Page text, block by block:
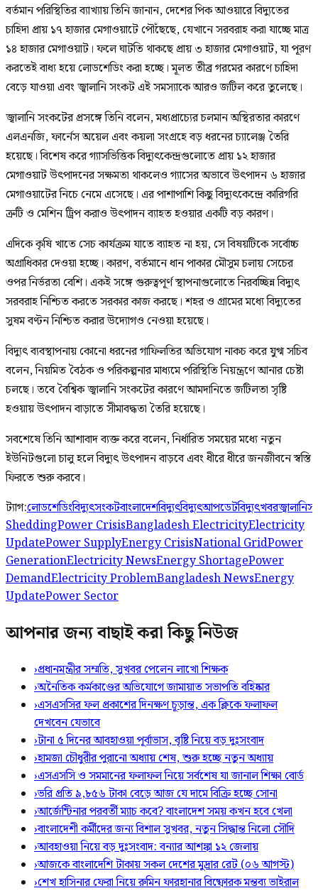
বর্তমান পরিস্থিতির ব্যাখ্যায় তিনি জানান, দেশের পিক আওয়ারে বিদ্যুতের
চাহিদা প্রায় ১৭ হাজার মেগাওয়াটে পৌঁছেছে, যেখানে সরবরাহ করা যাচ্ছে মাত্র
১৪ হাজার মেগাওয়াট। ফলে ঘাটতি থাকছে প্রায় ৩ হাজার মেগাওয়াট, যা পূরণ
করতেই বাধ্য হয়ে লোডশেডিং করা হচ্ছে। মূলত তীব্র গরমের কারণে চাহিদা
বেড়ে যাওয়া এবং জ্বালানি সংকট এই সমস্যাকে আরও জটিল করে তুলেছে।
জ্বালানি সংকটের প্রসঙ্গে তিনি বলেন, মধ্যপ্রাচ্যের চলমান অস্থিরতার কারণে
এলএনজি, ফার্নেস অয়েল এবং কয়লা সংগ্রহে বড় ধরনের চ্যালেঞ্জ তৈরি
হয়েছে। বিশেষ করে গ্যাসভিত্তিক বিদ্যুৎকেন্দ্রগুলোতে প্রায় ১২ হাজার
মেগাওয়াট উৎপাদনের সক্ষমতা থাকলেও গ্যাসের অভাবে উৎপাদন ৬ হাজার
মেগাওয়াটের নিচে নেমে এসেছে। এর পাশাপাশি কিছু বিদ্যুৎকেন্দ্রে কারিগরি
ত্রুটি ও মেশিন ট্রিপ করাও উৎপাদন ব্যাহত হওয়ার একটি বড় কারণ।
এদিকে কৃষি খাতে সেচ কার্যক্রম যাতে ব্যাহত না হয়, সে বিষয়টিকে সর্বোচ্চ
অগ্রাধিকার দেওয়া হচ্ছে। কারণ, বর্তমানে ধান পাকার মৌসুম চলায় সেচের
ওপর নির্ভরতা বেশি। একই সঙ্গে গুরুত্বপূর্ণ স্থাপনাগুলোতে নিরবচ্ছিন্ন বিদ্যুৎ
সরবরাহ নিশ্চিত করতে সরকার কাজ করছে। শহর ও গ্রামের মধ্যে বিদ্যুতের
সুষম বণ্টন নিশ্চিত করার উদ্যোগও নেওয়া হয়েছে।
বিদ্যুৎ ব্যবস্থাপনায় কোনো ধরনের গাফিলতির অভিযোগ নাকচ করে যুগ্ম সচিব
বলেন, নিয়মিত বৈঠক ও পরিকল্পনার মাধ্যমে পরিস্থিতি নিয়ন্ত্রণে আনার চেষ্টা
চলছে। তবে বৈশ্বিক জ্বালানি সংকটের কারণে আমদানিতে জটিলতা সৃষ্টি
হওয়ায় উৎপাদন বাড়াতে সীমাবদ্ধতা তৈরি হয়েছে।
সবশেষে তিনি আশাবাদ ব্যক্ত করে বলেন, নির্ধারিত সময়ের মধ্যে নতুন
ইউনিটগুলো চালু হলে বিদ্যুৎ উৎপাদন বাড়বে এবং ধীরে ধীরে জনজীবনে স্বস্তি
ফিরতে শুরু করবে।
ট্যাগ:লোডশেডিংবিদ্যুৎসংকটবাংলাদেশবিদ্যুৎবিদ্যুৎআপডেটবিদ্যুৎখবর
SheddingPower CrisisBangladesh ElectricityElectricity
UpdatePower SupplyEnergy CrisisNational GridPower
GenerationElectricity NewsEnergy ShortagePower
DemandElectricity ProblemBangladesh NewsEnergy
UpdatePower Sector
আপনার জন্য বাছাই করা কিছু নিউজ
›প্রধানমন্ত্রীর সম্মতি, সুখবর পেলেন লাখো শিক্ষক
›অনৈতিক কর্মকাণ্ডের অভিযোগে জামায়াত সভাপতি বহিষ্কার
›এসএসসির ফল প্রকাশের দিনক্ষণ চূড়ান্ত, এক ক্লিকে ফলাফল
দেখবেন যেভাবে
›টানা ৫ দিনের আবহাওয়া পূর্বাভাস, বৃষ্টি নিয়ে বড় দুঃসংবাদ
›হামজা চৌধুরীর পুরানো অধ্যায় শেষ, শুরু হচ্ছে নতুন অধ্যায়
›এসএসসি ও সমমানের ফলাফল নিয়ে সর্বশেষ যা জানাল শিক্ষা বোর্ড
›ভরি প্রতি ৯,৮৫৬ টাকা বেড়ে আজ যে দামে বিক্রি হচ্ছে সোনা
›আর্জেন্টিনার পরবর্তী ম্যাচ কবে? বাংলাদেশ সময় কখন হবে খেলা
›বাংলাদেশী কর্মীদের জন্য বিশাল সুখবর, নতুন সিদ্ধান্ত নিলো সৌদি
›আবহাওয়া নিয়ে বড় দুঃসংবাদ: বন্যার আশঙ্কা ১২ জেলায়
›আজকে বাংলাদেশি টাকায় সকল দেশের মুদ্রার রেট (০৬ আগস্ট)
›শেখ হাসিনার ফেরা নিয়ে রুমিন ফারহানার বিষ্ফোরক মন্তব্য ভাইরাল